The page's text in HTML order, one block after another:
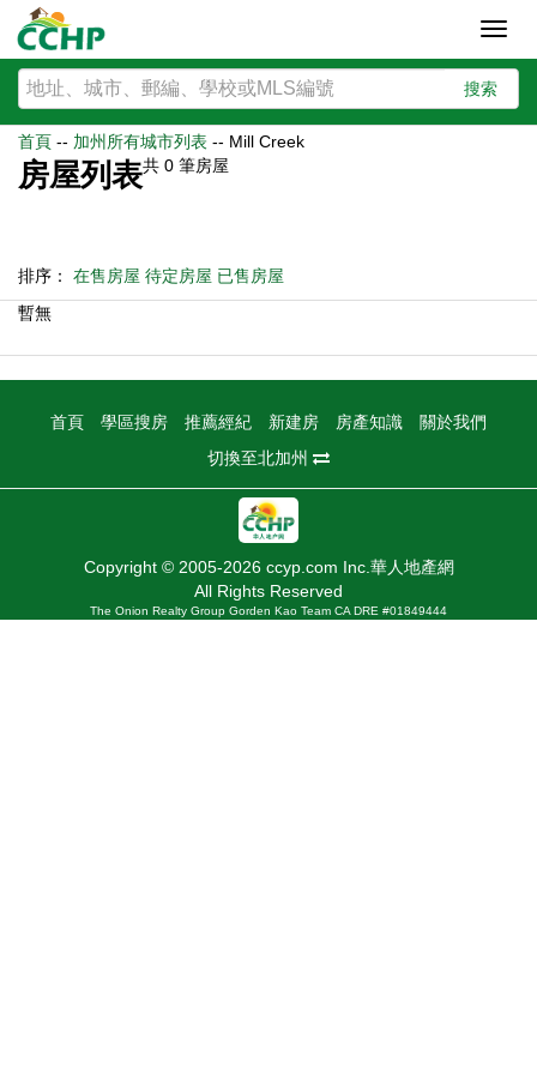
搜索
首頁 -- 加州所有城市列表 -- Mill Creek
房屋列表共 0 筆房屋
排序： 在售房屋 待定房屋 已售房屋
暫無
首頁 學區搜房 推薦經紀 新建房 房產知識
關於我們
切換至北加州
Copyright © 2005-2026 ccyp.com Inc.華人地產網
All Rights Reserved
The Onion Realty Group Gorden Kao Team CA DRE #01849444